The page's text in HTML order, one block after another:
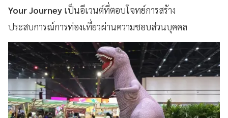
Your Journey เป็นอีเวนต์ที่ตอบโจทย์การสร้าง
ประสบการณ์การท่องเที่ยวผ่านความชอบส่วนบุคคล